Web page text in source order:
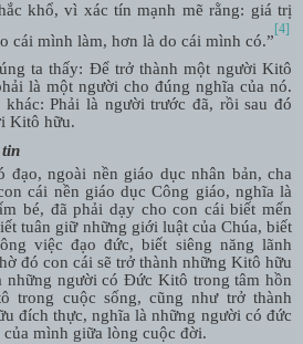
khổ, vì xác tín mạnh mẽ rằng: giá trị
cái mình làm, hơn là do cái mình có.”
[4]
ta thấy: Để trở thành một người Kitô
là một người cho đúng nghĩa của nó.
Phải là người trước đã, rồi sau đó
Kitô hữu.
đạo, ngoài nền giáo dục nhân bản, cha
cái nền giáo dục Công giáo, nghĩa là
bé, đã phải dạy cho con cái biết mến
tuân giữ những giới luật của Chúa, biết
việc đạo đức, biết siêng năng lãnh
đó con cái sẽ trở thành những Kitô hữu
những người có Đức Kitô trong tâm hồn
trong cuộc sống, cũng như trở thành
đích thực, nghĩa là những người có đức
mình giữa lòng cuộc đời.